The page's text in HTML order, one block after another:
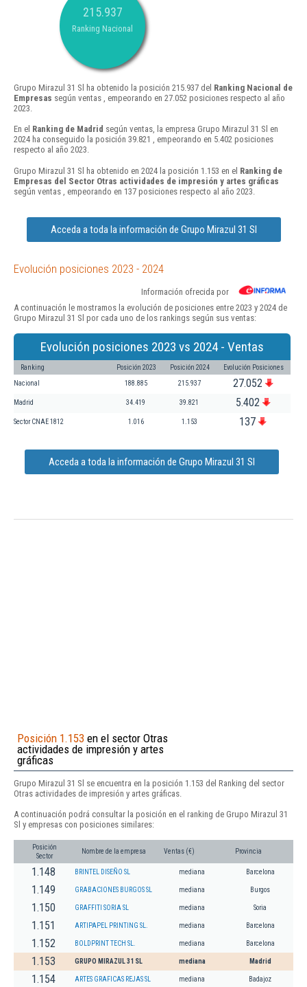
215.937
Ranking Nacional
Grupo Mirazul 31 Sl ha obtenido la posición 215.937 del Ranking Nacional de
Empresas según ventas , empeorando en 27.052 posiciones respecto al año
2023.
En el Ranking de Madrid según ventas, la empresa Grupo Mirazul 31 Sl en
2024 ha conseguido la posición 39.821 , empeorando en 5.402 posiciones
respecto al año 2023.
Grupo Mirazul 31 Sl ha obtenido en 2024 la posición 1.153 en el Ranking de
Empresas del Sector Otras actividades de impresión y artes gráficas
según ventas , empeorando en 137 posiciones respecto al año 2023.
Acceda a toda la información de Grupo Mirazul 31 Sl
Evolución posiciones 2023 - 2024
Información ofrecida por
A continuación le mostramos la evolución de posiciones entre 2023 y 2024 de
Grupo Mirazul 31 Sl por cada uno de los rankings según sus ventas:
Evolución posiciones 2023 vs 2024 - Ventas
Ranking Posición 2023 Posición 2024 Evolución Posiciones
Nacional 188.885 215.937 27.052
Madrid 34.419 39.821 5.402
Sector CNAE 1812 1.016 1.153 137
Acceda a toda la información de Grupo Mirazul 31 Sl
Posición 1.153 en el sector Otras
actividades de impresión y artes
gráficas
Grupo Mirazul 31 Sl se encuentra en la posición 1.153 del Ranking del sector
Otras actividades de impresión y artes gráficas.
A continuación podrá consultar la posición en el ranking de Grupo Mirazul 31
Sl y empresas con posiciones similares:
Posición
Sector
Nombre de la empresa Ventas (€) Provincia
1.148 BRINTEL DISEÑO SL mediana Barcelona
1.149 GRABACIONES BURGOS SL mediana Burgos
1.150 GRAFFITI SORIA SL mediana Soria
1.151 ARTIPAPEL PRINTING SL. mediana Barcelona
1.152 BOLDPRINT TECH SL. mediana Barcelona
1.153 GRUPO MIRAZUL 31 SL mediana Madrid
1.154 ARTES GRAFICAS REJAS SL mediana Badajoz